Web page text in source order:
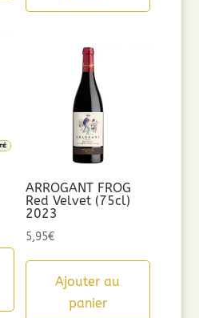
ARROGANT FROG
Red Velvet (75cl)
2023
5,95€
Ajouter au
panier